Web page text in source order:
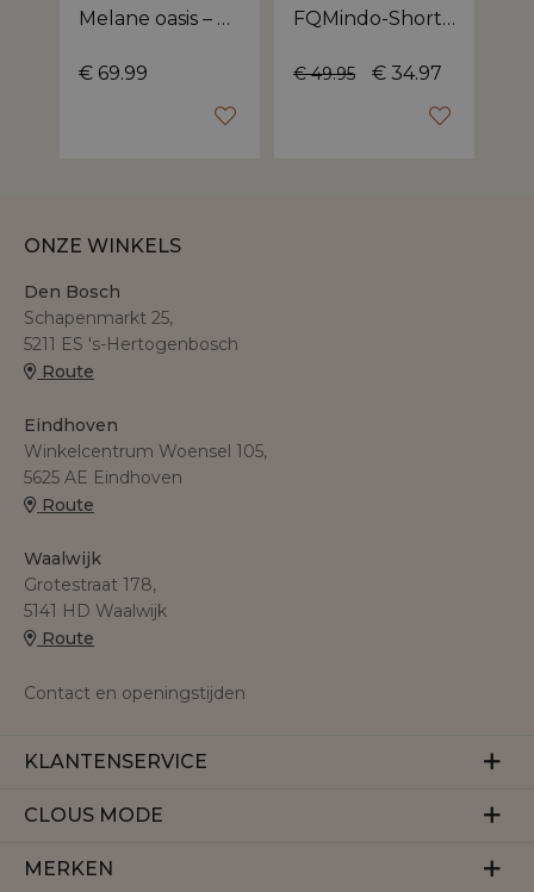
Melane oasis – Short van Opus met viscose-linnenmix
€ 69.99
FQMindo-Shorts – Korte denim broek van Freequent met strikkoord
€ 49.95 € 34.97
ONZE WINKELS
Den Bosch
Schapenmarkt 25,
5211 ES 's-Hertogenbosch
Route
Eindhoven
Winkelcentrum Woensel 105,
5625 AE Eindhoven
Route
Waalwijk
Grotestraat 178,
5141 HD Waalwijk
Route
Contact en openingstijden
KLANTENSERVICE
Veelgestelde vragen
Betalen
CLOUS MODE
Over ons
MERKEN